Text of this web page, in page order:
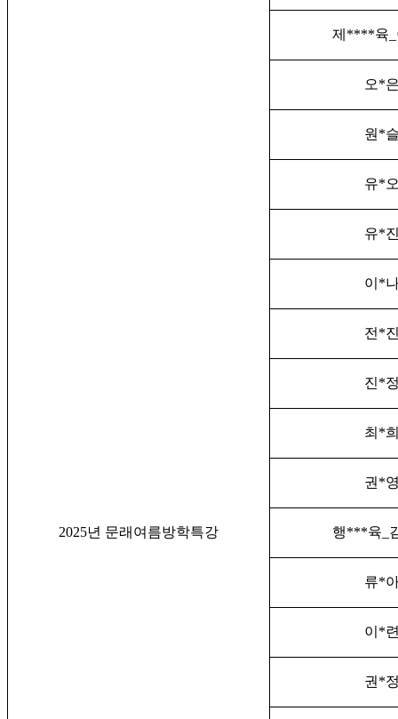
2025년 문래여름방학특강
제****육_
오*
원 *
유*
유*
이 *
전 *
진*
최 *
권 *
행***육
류*
이 *
권 *